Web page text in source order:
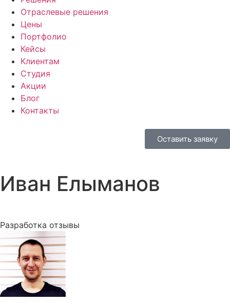
Отраслевые решения
Цены
Портфолио
Кейсы
Клиентам
Студия
Акции
Блог
Контакты
Оставить заявку
Иван Елыманов
Разработка отзывы